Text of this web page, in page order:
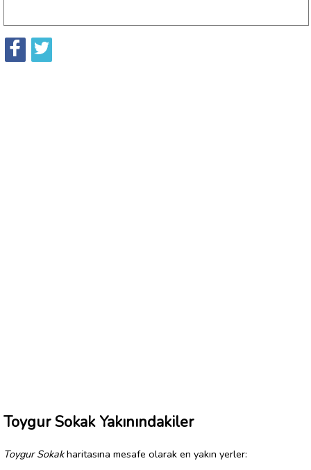
Toygur Sokak Yakınındakiler
Toygur Sokakharitasına mesafe olarak en yakın yerler: